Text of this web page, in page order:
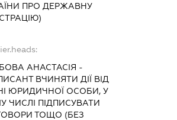
ПРО ДЕРЖАВНУ
АНАСТАСІЯ -
ВЧИНЯТИ ДІЇ ВІД
ЮРИДИЧНОЇ ОСОБИ, У
ЧИСЛІ ПІДПИСУВАТИ
ТОЩО (БЕЗ